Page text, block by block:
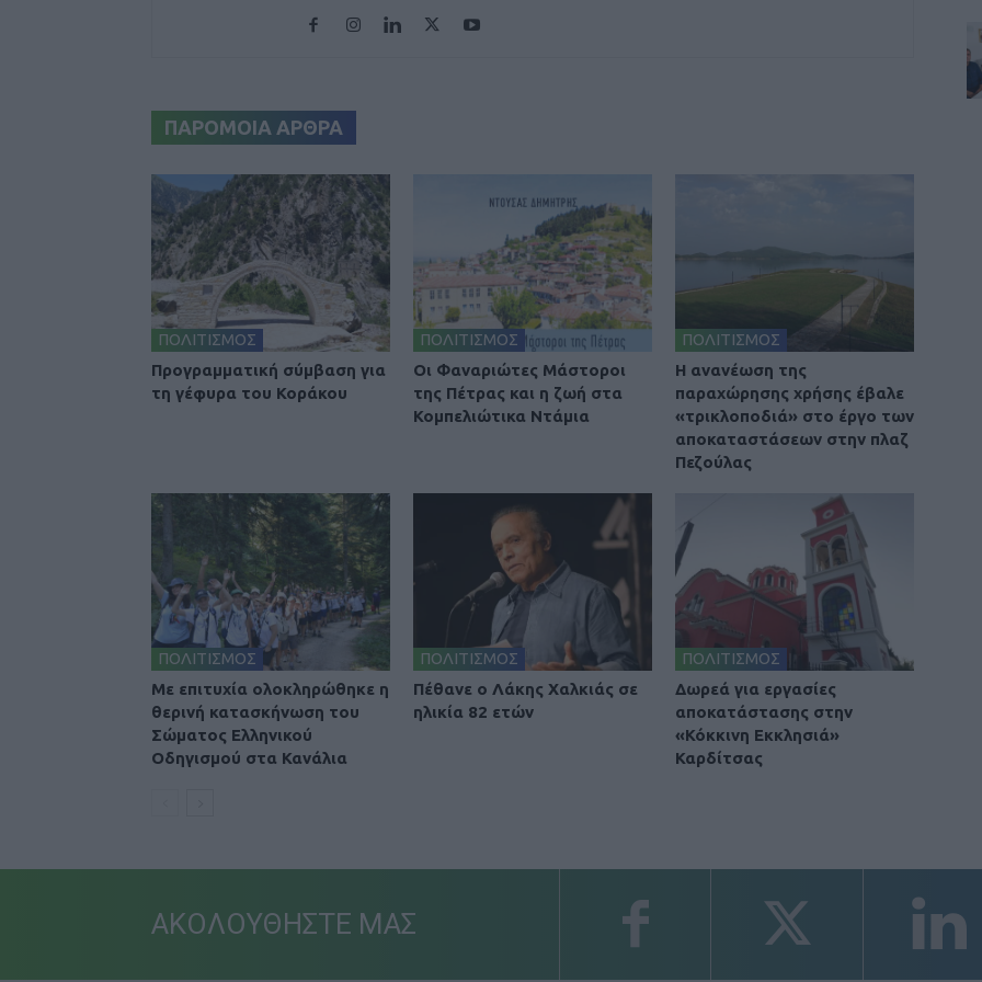
ΠΑΡΟΜΟΙΑ ΑΡΘΡΑ
ΠΟΛΙΤΙΣΜΟΣ
Προγραμματική σύμβαση για
τη γέφυρα του Κοράκου
ΠΟΛΙΤΙΣΜΟΣ
Οι Φαναριώτες Μάστοροι
της Πέτρας και η ζωή στα
Κομπελιώτικα Ντάμια
ΠΟΛΙΤΙΣΜΟΣ
Η ανανέωση της
παραχώρησης χρήσης έβαλε
«τρικλοποδιά» στο έργο των
αποκαταστάσεων στην πλαζ
Πεζούλας
ΠΟΛΙΤΙΣΜΟΣ
Με επιτυχία ολοκληρώθηκε η
θερινή κατασκήνωση του
Σώματος Ελληνικού
Οδηγισμού στα Κανάλια
ΠΟΛΙΤΙΣΜΟΣ
Πέθανε ο Λάκης Χαλκιάς σε
ηλικία 82 ετών
ΠΟΛΙΤΙΣΜΟΣ
Δωρεά για εργασίες
αποκατάστασης στην
«Κόκκινη Εκκλησιά»
Καρδίτσας
ΑΚΟΛΟΥΘΗΣΤΕ ΜΑΣ